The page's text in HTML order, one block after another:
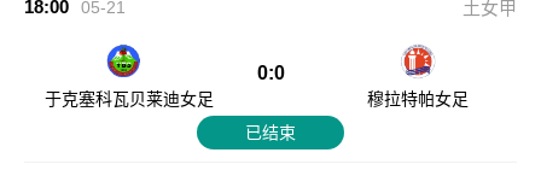
18:00 05-21 土女甲
于克塞科瓦贝莱迪女足
0:0
穆拉特帕女足
已结束